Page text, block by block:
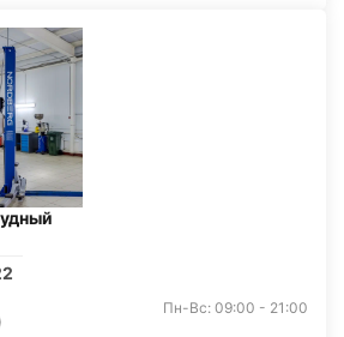
Пн-Вс: 09:00 - 21:00